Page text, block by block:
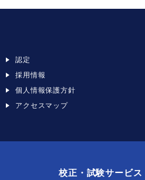
認定
採用情報
個人情報保護方針
アクセスマップ
校正・試験サービス